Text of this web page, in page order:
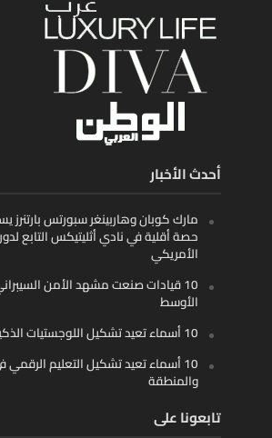
أحدث الأخبار
مارك كوبان وهاربينغر سبورتس بارتنرز
حصة أقلية في نادي أثليتيكس التابع
الأمريكي
10 قيادات صنعت مشهد الأمن
الأوسط
10 أسماء تعيد تشكيل اللوجستيات الذكية في الخليج
10 أسماء تعيد تشكيل التعليم الرقمي
والمنطقة
تابعونا على